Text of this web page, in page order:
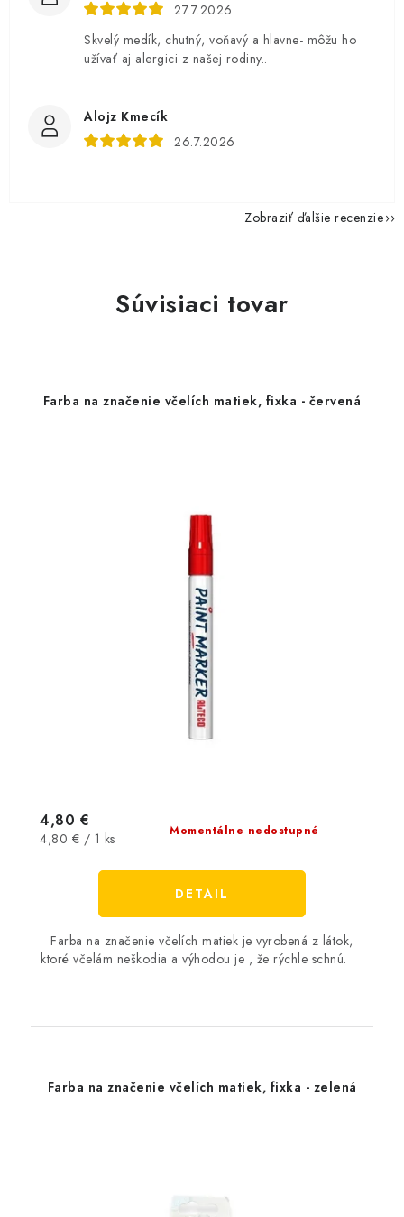
27.7.2026
Skvelý medík, chutný, voňavý a hlavne- môžu ho
užívať aj alergici z našej rodiny..
Alojz Kmecík
26.7.2026
Zobraziť ďalšie recenzie
Súvisiaci tovar
Farba na značenie včelích matiek, fixka - červená
Momentálne nedostupné
4,80 €
Jednotková
4,80 € / 1 ks
DETAIL
Farba na značenie včelích matiek je vyrobená z látok,
ktoré včelám neškodia a výhodou je , že rýchle schnú.
Farba na značenie včelích matiek, fixka - zelená